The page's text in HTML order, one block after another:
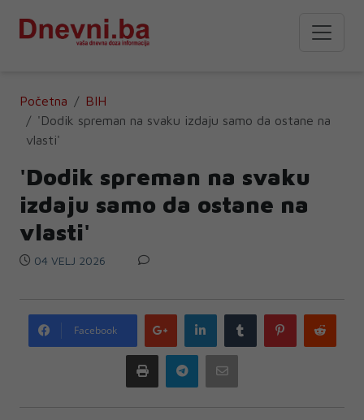
Početna
BIH
'Dodik spreman na svaku izdaju samo da ostane na
vlasti'
'Dodik spreman na svaku
izdaju samo da ostane na
vlasti'
04 VELJ 2026
Facebook
Google
plus
LinkedIn Tumblr Pinterest
Print Telegram